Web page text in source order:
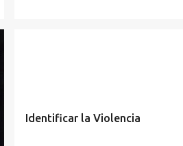
Identificar la Violencia